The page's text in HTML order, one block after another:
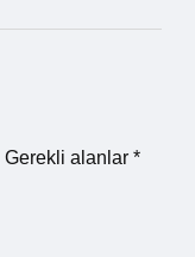
Gerekli alanlar *